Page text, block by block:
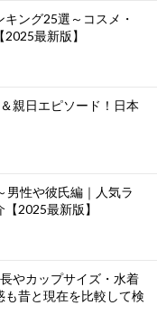
ング25選～コスメ・
最新版】
親日エピソード！日本
男性や彼氏編｜人気ラ
2025最新版】
やカップサイズ・水着
昔と現在を比較して検